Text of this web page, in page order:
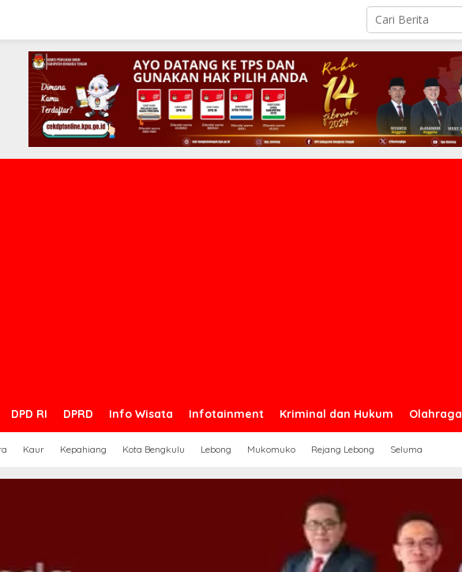
DPD RI DPRD Info Wisata Infotainment Kriminal dan Hukum Olahraga
Kaur Kepahiang Kota Bengkulu Lebong Mukomuko Rejang Lebong Seluma